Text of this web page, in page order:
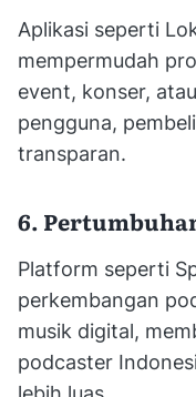
Aplikasi seperti
mempermudah
event, konser,
pengguna,
transparan.
6.
Platform seperti
perkembangan
musik digital,
podcaster